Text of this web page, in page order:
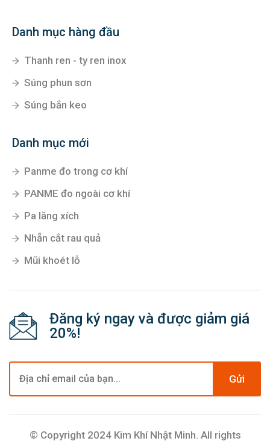
Danh mục hàng đầu
Thanh ren - ty ren inox
Súng phun sơn
Súng bắn keo
Danh mục mới
Panme đo trong cơ khí
PANME đo ngoài cơ khí
Pa lăng xích
Nhẵn cắt rau quả
Mũi khoét lỗ
Đăng ký ngay và được giảm giá
20%!
Gửi
© Copyright 2024 Kim Khí Nhật Minh. All rights